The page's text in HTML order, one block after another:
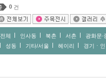
0 건
전체 인사동 북촌 서촌
광화문∙
성동
기타/서울 헤이리 경기ㆍ